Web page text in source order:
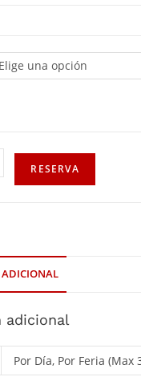
Elige una opción
RESERVA
adicional
Por Día, Por Feria (Max